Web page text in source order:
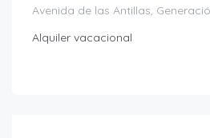
Alquiler vacacional